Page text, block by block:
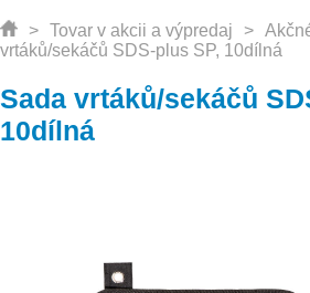
> Tovar v akcii a výpredaj >
vrtáků/sekáčů SDS-plus SP, 10dílná
Sada vrtáků/sekáčů
10dílná